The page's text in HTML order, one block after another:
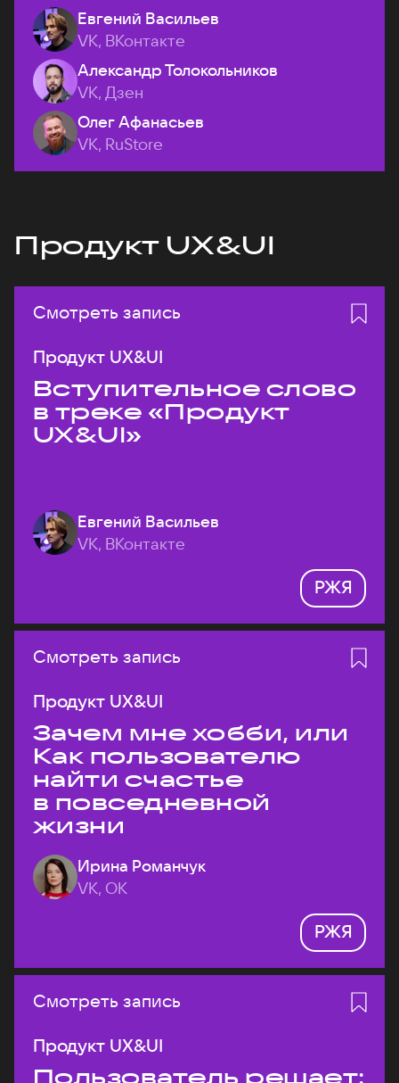
Евгений Васильев
VK, ВКонтакте
Александр Толокольников
VK, Дзен
Олег Афанасьев
VK, RuStore
Продукт UX&UI
Смотреть запись
Продукт UX&UI
Вступительное слово
в треке «Продукт
UX&UI»
Евгений Васильев
VK, ВКонтакте
РЖЯ
Смотреть запись
Продукт UX&UI
Зачем мне хобби, или
Как пользователю
найти счастье
в повседневной
жизни
Ирина Романчук
VK, ОК
РЖЯ
Смотреть запись
Продукт UX&UI
Пользователь решает: